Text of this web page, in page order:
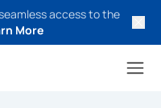
access to the
More